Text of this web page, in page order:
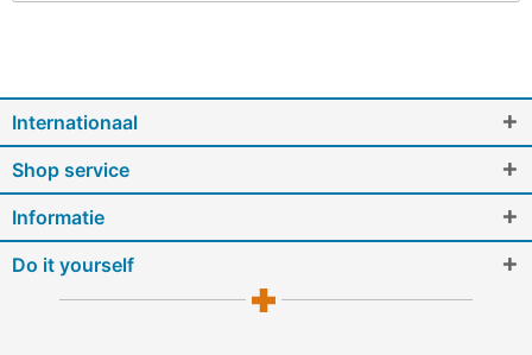
Internationaal
Shop service
Informatie
Do it yourself